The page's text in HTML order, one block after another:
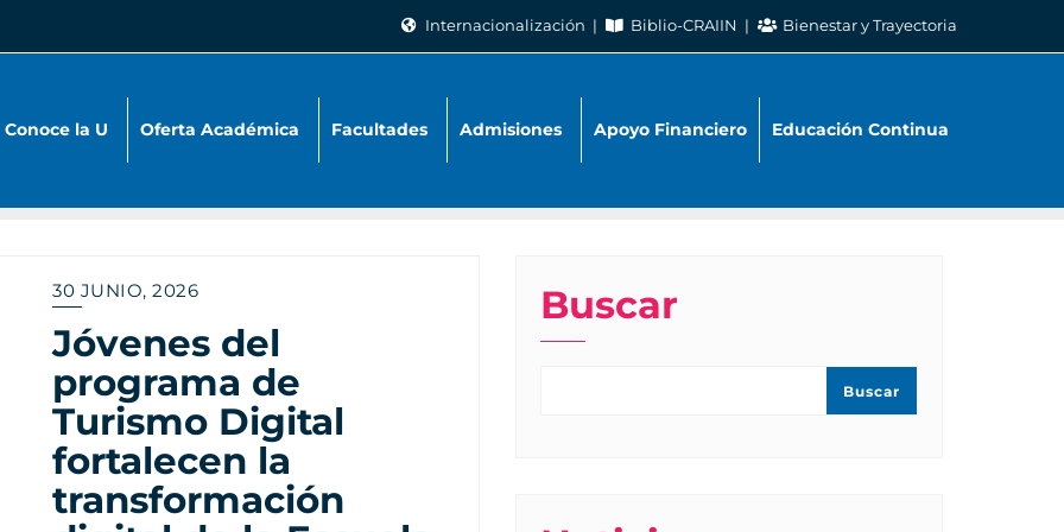
Internacionalización Biblio-CRAIIN Bienestar y Trayectoria
Conoce la U Oferta Académica Facultades Admisiones Apoyo Financiero Educación Continua
30 JUNIO, 2026
Jóvenes del
programa de
Turismo Digital
fortalecen la
transformación
Buscar
Buscar